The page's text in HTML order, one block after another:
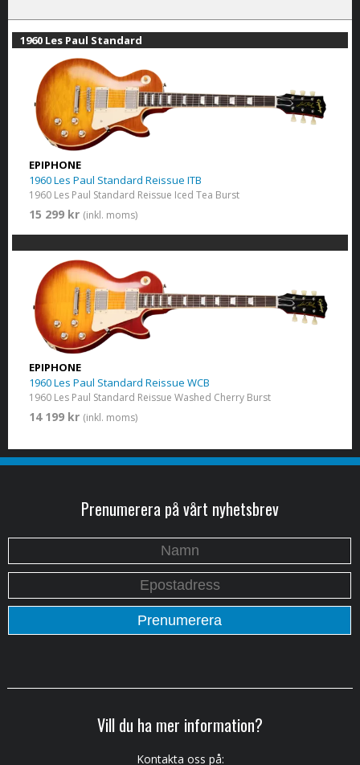
1960 Les Paul Standard
EPIPHONE
1960 Les Paul Standard Reissue ITB
1960 Les Paul Standard Reissue Iced Tea Burst
15 299 kr (inkl. moms)
EPIPHONE
1960 Les Paul Standard Reissue WCB
1960 Les Paul Standard Reissue Washed Cherry Burst
14 199 kr (inkl. moms)
Prenumerera på vårt nyhetsbrev
Vill du ha mer information?
Kontakta oss på: